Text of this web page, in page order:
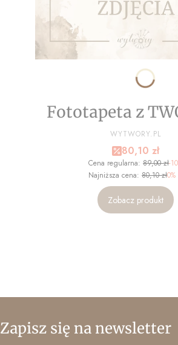
Fototapeta z
ZDJĘCIA - NA
PRODUCENT
WYTWORY.PL
Cena
80,10 zł
Cena regularna: 89,00 zł-
Najniższa cena: 80,10 zł0%
Zobacz produkt
Zapisz się na newsletter